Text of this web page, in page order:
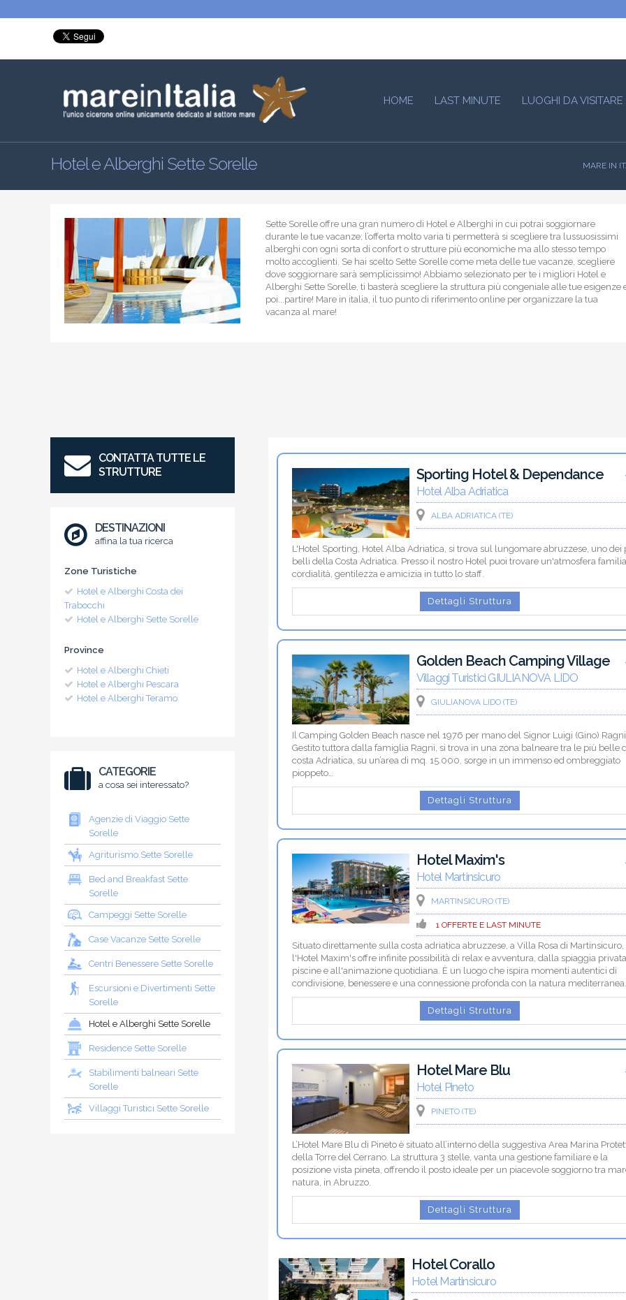
HOME LAST MINUTE LUOGHI DA VISITARE
Hotel e Alberghi Sette Sorelle MARE IN
Sette Sorelle offre una gran numero di Hotel e Alberghi in cui potrai soggiornare
durante le tue vacanze; l’offerta molto varia ti permetterà si scegliere tra lussuosissimi
alberghi con ogni sorta di confort o strutture più economiche ma allo stesso tempo
molto accoglienti. Se hai scelto Sette Sorelle come meta delle tue vacanze, scegliere
dove soggiornare sarà semplicissimo! Abbiamo selezionato per te i migliori Hotel e
Alberghi Sette Sorelle, ti basterà scegliere la struttura più congeniale alle tue esigenze
poi...partire! Mare in italia, il tuo punto di riferimento online per organizzare la tua
vacanza al mare!
CONTATTA TUTTE LE
STRUTTURE
DESTINAZIONI
affina la tua ricerca
Zone Turistiche
Hotel e Alberghi Costa dei
Trabocchi
Hotel e Alberghi Sette Sorelle
Province
Hotel e Alberghi Chieti
Hotel e Alberghi Pescara
Hotel e Alberghi Teramo
CATEGORIE
a cosa sei interessato?
Agenzie di Viaggio Sette
Sorelle
Agriturismo Sette Sorelle
Bed and Breakfast Sette
Sorelle
Campeggi Sette Sorelle
Case Vacanze Sette Sorelle
Centri Benessere Sette Sorelle
Escursioni e Divertimenti Sette
Sorelle
Hotel e Alberghi Sette Sorelle
Residence Sette Sorelle
Stabilimenti balneari Sette
Sorelle
Villaggi Turistici Sette Sorelle
Sporting Hotel & Dependance
Hotel Alba Adriatica
ALBA ADRIATICA (TE)
L'Hotel Sporting, Hotel Alba Adriatica, si trova sul lungomare abruzzese, uno dei
belli della Costa Adriatica. Presso il nostro Hotel puoi trovare un'atmosfera
cordialità, gentilezza e amicizia in tutto lo staff.
Dettagli Struttura
Golden Beach Camping Village
Villaggi Turistici GIULIANOVA LIDO
GIULIANOVA LIDO (TE)
Il Camping Golden Beach nasce nel 1976 per mano del Signor Luigi (Gino)
Gestito tuttora dalla famiglia Ragni, si trova in una zona balneare tra le più belle
costa Adriatica, su un’area di mq. 15.000, sorge in un immenso ed ombreggiato
pioppeto…
Dettagli Struttura
Hotel Maxim's
Hotel Martinsicuro
MARTINSICURO (TE)
1 OFFERTE E LAST MINUTE
Situato direttamente sulla costa adriatica abruzzese, a Villa Rosa di Martinsicuro,
l'Hotel Maxim's offre infinite possibilità di relax e avventura, dalla spiaggia
piscine e all'animazione quotidiana. È un luogo che ispira momenti autentici di
condivisione, benessere e una connessione profonda con la natura mediterranea.
Dettagli Struttura
Hotel Mare Blu
Hotel Pineto
PINETO (TE)
L’Hotel Mare Blu di Pineto è situato all’interno della suggestiva Area Marina
della Torre del Cerrano. La struttura 3 stelle, vanta una gestione familiare e la
posizione vista pineta, offrendo il posto ideale per un piacevole soggiorno tra
natura, in Abruzzo.
Dettagli Struttura
Hotel Corallo
Hotel Martinsicuro